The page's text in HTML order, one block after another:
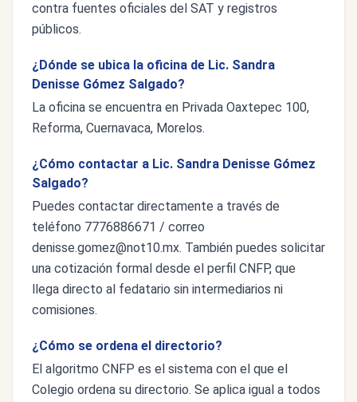
contra fuentes oficiales del SAT y registros
públicos.
¿Dónde se ubica la oficina de Lic. Sandra
Denisse Gómez Salgado?
La oficina se encuentra en Privada Oaxtepec 100,
Reforma, Cuernavaca, Morelos.
¿Cómo contactar a Lic. Sandra Denisse Gómez
Salgado?
Puedes contactar directamente a través de
teléfono 7776886671 / correo
denisse.gomez@not10.mx. También puedes solicitar
una cotización formal desde el perfil CNFP, que
llega directo al fedatario sin intermediarios ni
comisiones.
¿Cómo se ordena el directorio?
El algoritmo CNFP es el sistema con el que el
Colegio ordena su directorio. Se aplica igual a todos